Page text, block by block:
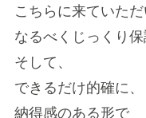
こちらに来ていただ
なるべくじっくり保
そして、
できるだけ的確に、
納得感のある形で